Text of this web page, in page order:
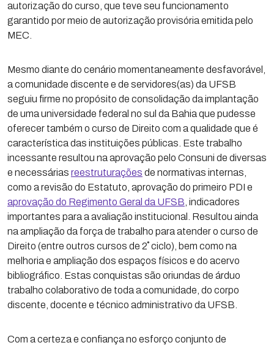
autorização do curso, que teve seu funcionamento
garantido por meio de autorização provisória emitida pelo
MEC.
Mesmo diante do cenário momentaneamente desfavorável,
a comunidade discente e de servidores(as) da UFSB
seguiu firme no propósito de consolidação da implantação
de uma universidade federal no sul da Bahia que pudesse
oferecer também o curso de Direito com a qualidade que é
característica das instituições públicas. Este trabalho
incessante resultou na aprovação pelo Consuni de diversas
e necessárias reestruturações de normativas internas,
como a revisão do Estatuto, aprovação do primeiro PDI e
aprovação do Regimento Geral da UFSB , indicadores
importantes para a avaliação institucional. Resultou ainda
na ampliação da força de trabalho para atender o curso de
Direito (entre outros cursos de 2˚ ciclo), bem como na
melhoria e ampliação dos espaços físicos e do acervo
bibliográfico. Estas conquistas são oriundas de árduo
trabalho colaborativo de toda a comunidade, do corpo
discente, docente e técnico administrativo da UFSB.
Com a certeza e confiança no esforço conjunto de